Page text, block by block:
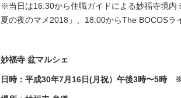
※当日は16:30から住職ガイドによる妙福寺境内
夏の夜のマメ2018」、18:00からThe BOCOSラ
妙福寺 盆マルシェ
日時：平成30年7月16日(月祝）午後3時〜5時